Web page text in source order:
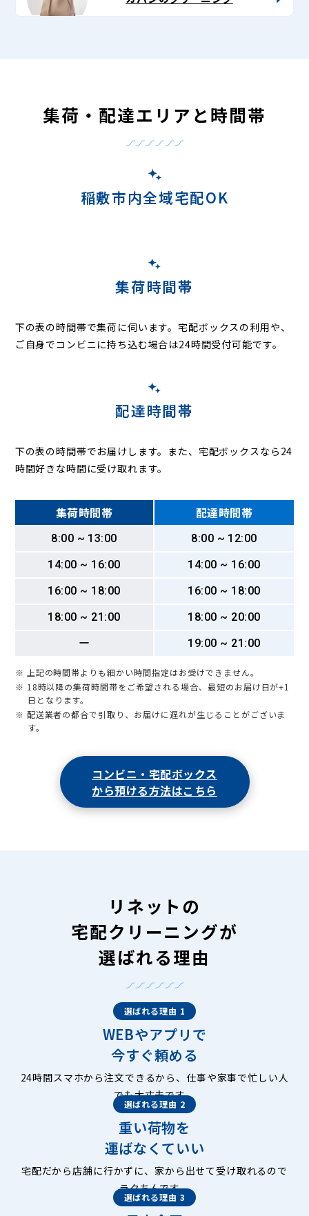
集荷・配達エリアと時間帯
稲敷市内全域宅配OK
集荷時間帯
下の表の時間帯で集荷に伺います。宅配ボックスの利用や、
ご自身でコンビニに持ち込む場合は24時間受付可能です。
配達時間帯
下の表の時間帯でお届けします。また、宅配ボックスなら24
時間好きな時間に受け取れます。
集荷時間帯 配達時間帯
8:00 ~ 13:00
8:00 ~ 12:00
14:00 ~ 16:00
14:00 ~ 16:00
16:00 ~ 18:00
16:00 ~ 18:00
18:00 ~ 21:00
18:00 ~ 20:00
ー
19:00 ~ 21:00
※ 上記の時間帯よりも細かい時間指定はお受けできません。
※ 18時以降の集荷時間帯をご希望される場合、最短のお届け日が+1
日となります。
※ 配送業者の都合で引取り、お届けに遅れが生じることがございま
す。
コンビニ・宅配ボックス
から預ける方法はこちら
リネットの
宅配クリーニングが
選ばれる理由
選ばれる理由 1
WEBやアプリで
今すぐ頼める
24時間スマホから注文できるから、仕事や家事で忙しい人
でも大丈夫です。
選ばれる理由 2
重い荷物を
運ばなくていい
宅配だから店舗に行かずに、家から出せて受け取れるので
ラクちんです。
選ばれる理由 3